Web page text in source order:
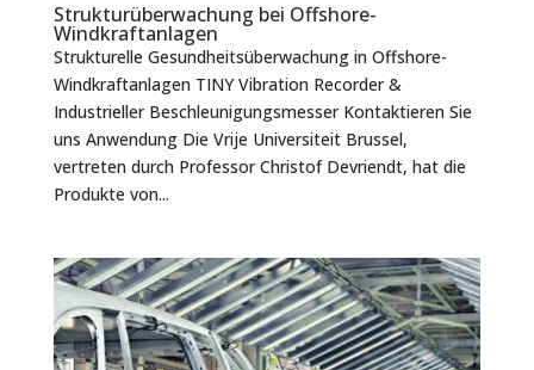
Strukturüberwachung bei Offshore-
Windkraftanlagen
Strukturelle Gesundheitsüberwachung in Offshore-
Windkraftanlagen TINY Vibration Recorder &
Industrieller Beschleunigungsmesser Kontaktieren Sie
uns Anwendung Die Vrije Universiteit Brussel,
vertreten durch Professor Christof Devriendt, hat die
Produkte von...